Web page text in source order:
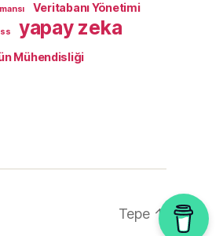
Veritabanı Yönetimi
yapay zeka
Mühendisliği
Tepe ↑